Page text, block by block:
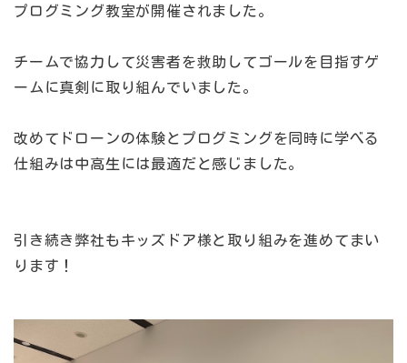
プログミング教室が開催されました。
チームで協力して災害者を救助してゴールを目指すゲ
ームに真剣に取り組んでいました。
改めてドローンの体験とプログミングを同時に学べる
仕組みは中高生には最適だと感じました。
引き続き弊社もキッズドア様と取り組みを進めてまい
ります！